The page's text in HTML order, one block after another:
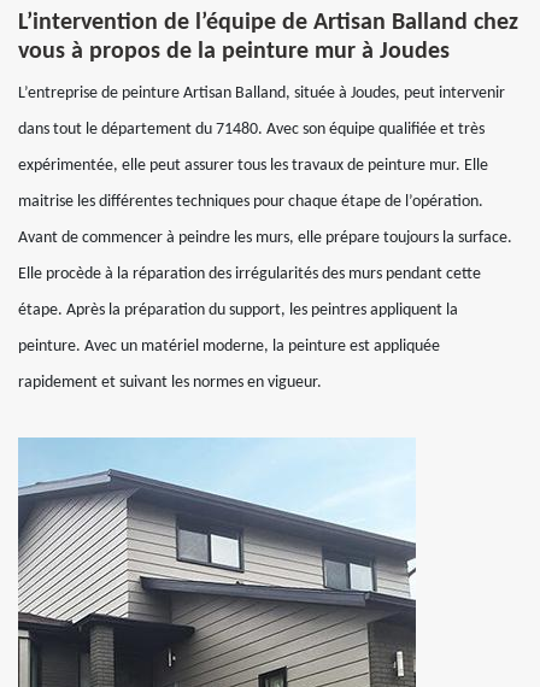
L’intervention de l’équipe de Artisan Balland chez
vous à propos de la peinture mur à Joudes
L’entreprise de peinture Artisan Balland, située à Joudes, peut intervenir
dans tout le département du 71480. Avec son équipe qualifiée et très
expérimentée, elle peut assurer tous les travaux de peinture mur. Elle
maitrise les différentes techniques pour chaque étape de l’opération.
Avant de commencer à peindre les murs, elle prépare toujours la surface.
Elle procède à la réparation des irrégularités des murs pendant cette
étape. Après la préparation du support, les peintres appliquent la
peinture. Avec un matériel moderne, la peinture est appliquée
rapidement et suivant les normes en vigueur.